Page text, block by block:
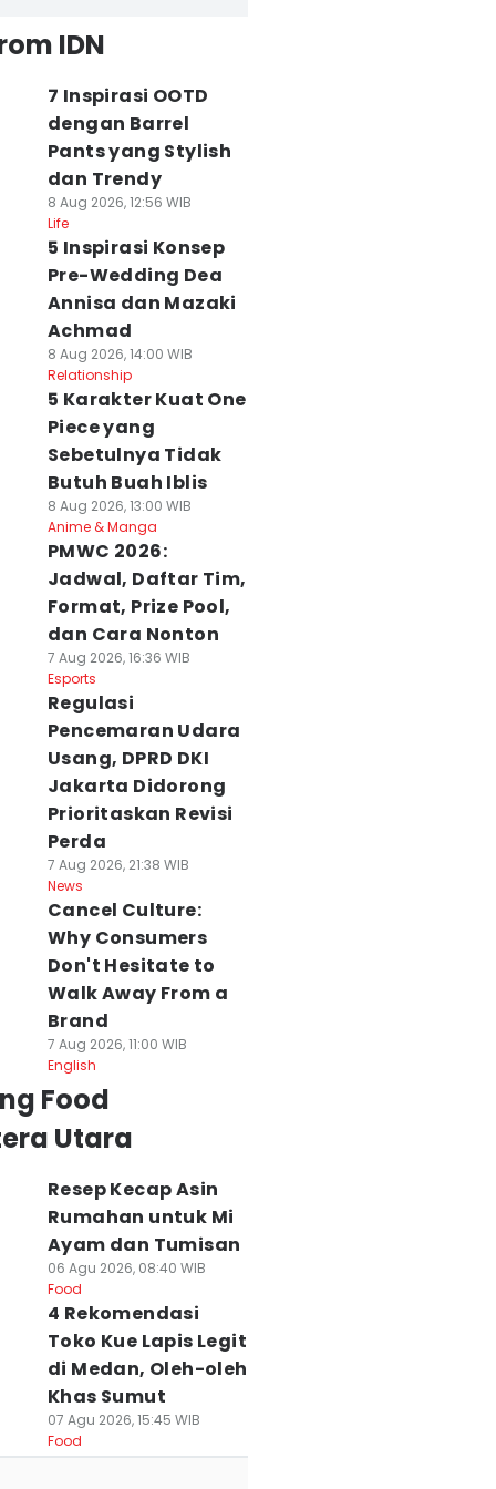
IDN
7 Inspirasi OOTD
dengan Barrel
Pants yang Stylish
dan Trendy
8 Aug 2026, 12:56 WIB
Life
5 Inspirasi Konsep
Pre-Wedding Dea
Annisa dan Mazaki
Achmad
8 Aug 2026, 14:00 WIB
Relationship
5 Karakter Kuat One
Piece yang
Sebetulnya Tidak
Butuh Buah Iblis
8 Aug 2026, 13:00 WIB
Anime & Manga
PMWC 2026:
Jadwal, Daftar Tim,
Format, Prize Pool,
dan Cara Nonton
7 Aug 2026, 16:36 WIB
Esports
Regulasi
Pencemaran Udara
Usang, DPRD DKI
Jakarta Didorong
Prioritaskan Revisi
Perda
7 Aug 2026, 21:38 WIB
News
Cancel Culture:
Why Consumers
Don't Hesitate to
Walk Away From a
Brand
7 Aug 2026, 11:00 WIB
English
Food
Utara
Resep Kecap Asin
Rumahan untuk Mi
Ayam dan Tumisan
06 Agu 2026, 08:40 WIB
Food
4 Rekomendasi
Toko Kue Lapis Legit
di Medan, Oleh-oleh
Khas Sumut
07 Agu 2026, 15:45 WIB
Food